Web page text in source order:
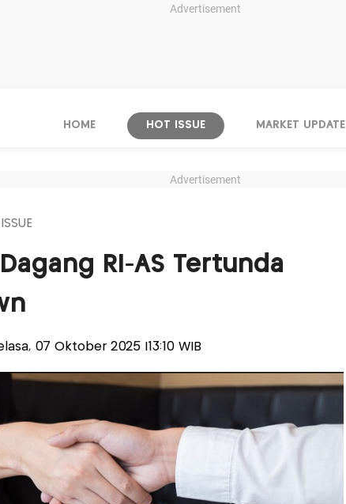
Advertisement
HOME HOT ISSUE MARKET UPDATE
Advertisement
RI-AS Tertunda
07 Oktober 2025 |13:10 WIB